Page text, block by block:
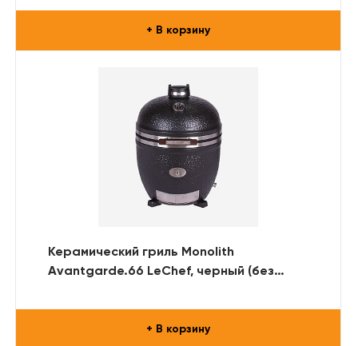
+ В корзину
Керамический гриль Monolith
Avantgarde.66 LeChef, черный (без
+ В корзину